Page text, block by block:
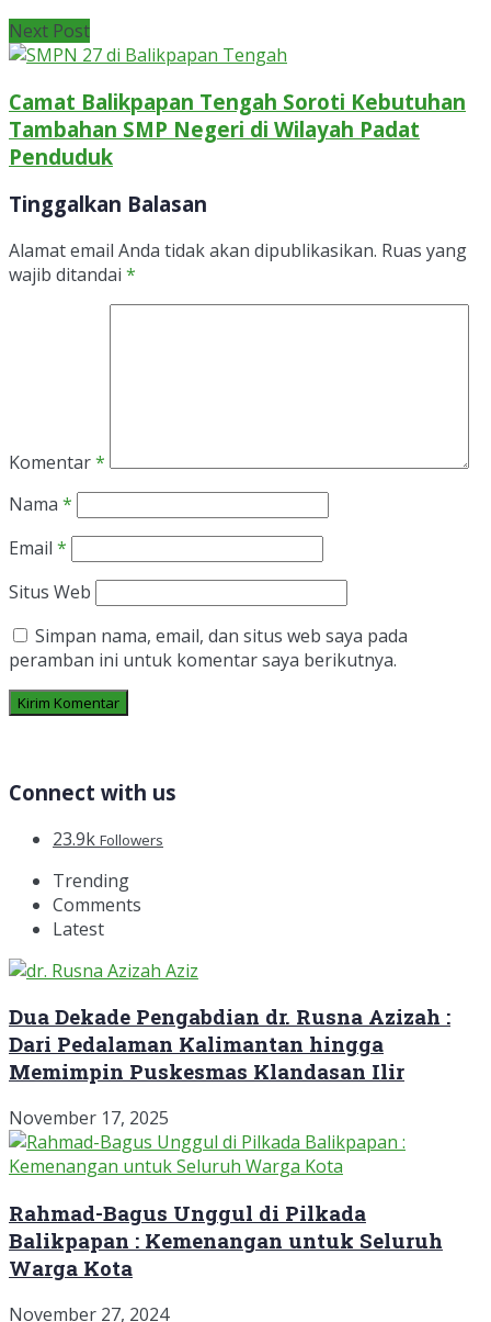
Next Post
Camat Balikpapan Tengah Soroti Kebutuhan
Tambahan SMP Negeri di Wilayah Padat
Penduduk
Tinggalkan Balasan
Alamat email Anda tidak akan dipublikasikan. Ruas yang
wajib ditandai *
Komentar*
Nama *
Email *
Situs Web
Simpan nama, email, dan situs web saya pada
peramban ini untuk komentar saya berikutnya.
Connect with us
23.9k Followers
Trending
Comments
Latest
Dua Dekade Pengabdian dr. Rusna Azizah :
Dari Pedalaman Kalimantan hingga
Memimpin Puskesmas Klandasan Ilir
November 17, 2025
Rahmad-Bagus Unggul di Pilkada
Balikpapan : Kemenangan untuk Seluruh
Warga Kota
November 27, 2024